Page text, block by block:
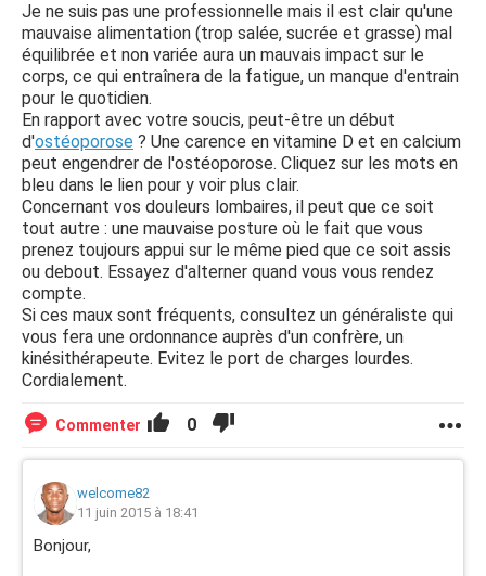
Je ne suis pas une professionnelle mais il est clair qu'une
mauvaise alimentation (trop salée, sucrée et grasse) mal
équilibrée et non variée aura un mauvais impact sur le
corps, ce qui entraînera de la fatigue, un manque d'entrain
pour le quotidien.
En rapport avec votre soucis, peut-être un début
d'ostéoporose ? Une carence en vitamine D et en calcium
peut engendrer de l'ostéoporose. Cliquez sur les mots en
bleu dans le lien pour y voir plus clair.
Concernant vos douleurs lombaires, il peut que ce soit
tout autre : une mauvaise posture où le fait que vous
prenez toujours appui sur le même pied que ce soit assis
ou debout. Essayez d'alterner quand vous vous rendez
compte.
Si ces maux sont fréquents, consultez un généraliste qui
vous fera une ordonnance auprès d'un confrère, un
kinésithérapeute. Evitez le port de charges lourdes.
Cordialement.
Commenter 0
welcome82
11 juin 2015 à 18:41
Bonjour,